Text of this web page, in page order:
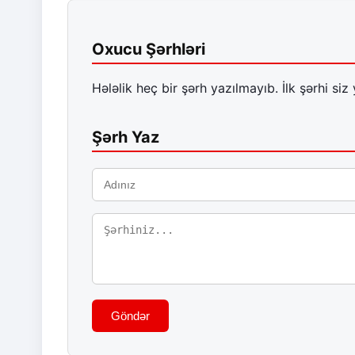
Oxucu Şərhləri
Hələlik heç bir şərh yazılmayıb. İlk şərhi siz
Şərh Yaz
Göndər